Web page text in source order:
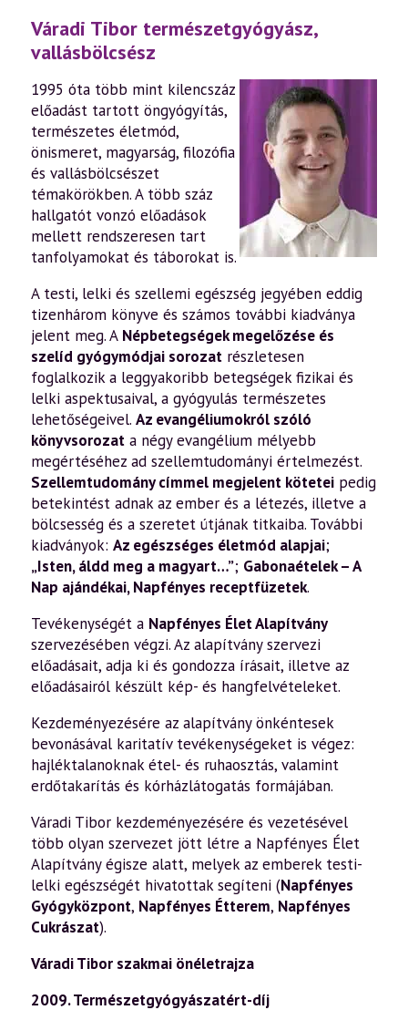
Váradi Tibor természetgyógyász,
vallásbölcsész
1995 óta több mint kilencszáz
előadást tartott öngyógyítás,
természetes életmód,
önismeret, magyarság, filozófia
és vallásbölcsészet
témakörökben. A több száz
hallgatót vonzó előadások
mellett rendszeresen tart
tanfolyamokat és táborokat is.
A testi, lelki és szellemi egészség jegyében eddig
tizenhárom könyve és számos további kiadványa
jelent meg. A Népbetegségek megelőzése és
szelíd gyógymódjai sorozat részletesen
foglalkozik a leggyakoribb betegségek fizikai és
lelki aspektusaival, a gyógyulás természetes
lehetőségeivel. Az evangéliumokról szóló
könyvsorozat a négy evangélium mélyebb
megértéséhez ad szellemtudományi értelmezést.
Szellemtudomány címmel megjelent kötetei pedig
betekintést adnak az ember és a létezés, illetve a
bölcsesség és a szeretet útjának titkaiba. További
kiadványok: Az egészséges életmód alapjai;
„Isten, áldd meg a magyart…”; Gabonaételek – A
Nap ajándékai,Napfényes receptfüzetek.
Tevékenységét a Napfényes Élet Alapítvány
szervezésében végzi. Az alapítvány szervezi
előadásait, adja ki és gondozza írásait, illetve az
előadásairól készült kép- és hangfelvételeket.
Kezdeményezésére az alapítvány önkéntesek
bevonásával karitatív tevékenységeket is végez:
hajléktalanoknak étel- és ruhaosztás, valamint
erdőtakarítás és kórházlátogatás formájában.
Váradi Tibor kezdeményezésére és vezetésével
több olyan szervezet jött létre a Napfényes Élet
Alapítvány égisze alatt, melyek az emberek testi-
lelki egészségét hivatottak segíteni (Napfényes
Gyógyközpont, Napfényes Étterem, Napfényes
Cukrászat).
Váradi Tibor szakmai önéletrajza
2009. Természetgyógyászatért-díj